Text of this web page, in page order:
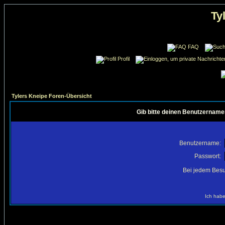
FAQ
Profil
Tylers Kneipe Foren-Übersicht
Gib bitte deinen
Benutzername:
Passwort:
Bei jedem
Ich